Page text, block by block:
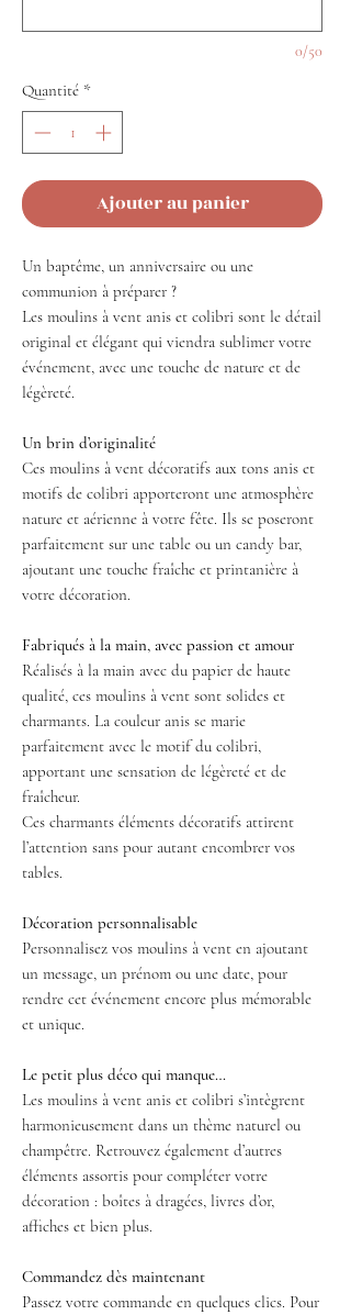
0/50
Quantité *
Ajouter au panier
Un baptême, un anniversaire ou une
communion à préparer ?
Les moulins à vent anis et colibri sont le détail
original et élégant qui viendra sublimer votre
événement, avec une touche de nature et de
légèreté.
Un brin d’originalité
Ces moulins à vent décoratifs aux tons anis et
motifs de colibri apporteront une atmosphère
nature et aérienne à votre fête. Ils se poseront
parfaitement sur une table ou un candy bar,
ajoutant une touche fraîche et printanière à
votre décoration.
Fabriqués à la main, avec passion et amour
Réalisés à la main avec du papier de haute
qualité, ces moulins à vent sont solides et
charmants. La couleur anis se marie
parfaitement avec le motif du colibri,
apportant une sensation de légèreté et de
fraîcheur.
Ces charmants éléments décoratifs attirent
l’attention sans pour autant encombrer vos
tables.
Décoration personnalisable
Personnalisez vos moulins à vent en ajoutant
un message, un prénom ou une date, pour
rendre cet événement encore plus mémorable
et unique.
Le petit plus déco qui manque…
Les moulins à vent anis et colibri s’intègrent
harmonieusement dans un thème naturel ou
champêtre. Retrouvez également d’autres
éléments assortis pour compléter votre
décoration : boîtes à dragées, livres d’or,
affiches et bien plus.
Commandez dès maintenant
Passez votre commande en quelques clics. Pour